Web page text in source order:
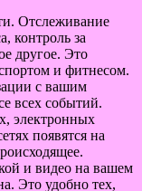
Отслеживание
контроль за
другое. Это
и фитнесом.
с вашим
всех событий.
электронных
появятся на
и видео на вашем
Это удобно тех,